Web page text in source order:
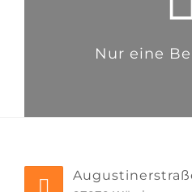
Nur eine